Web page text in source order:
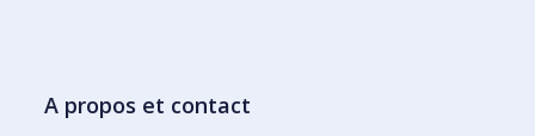
A propos et contact